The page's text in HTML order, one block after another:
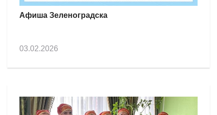
Афиша Зеленоградска
03.02.2026